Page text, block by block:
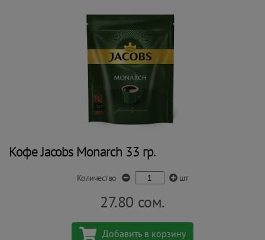
Кофе Jacobs Monarch 33 гр.
Количество шт
27.80 сом.
Добавить в корзину